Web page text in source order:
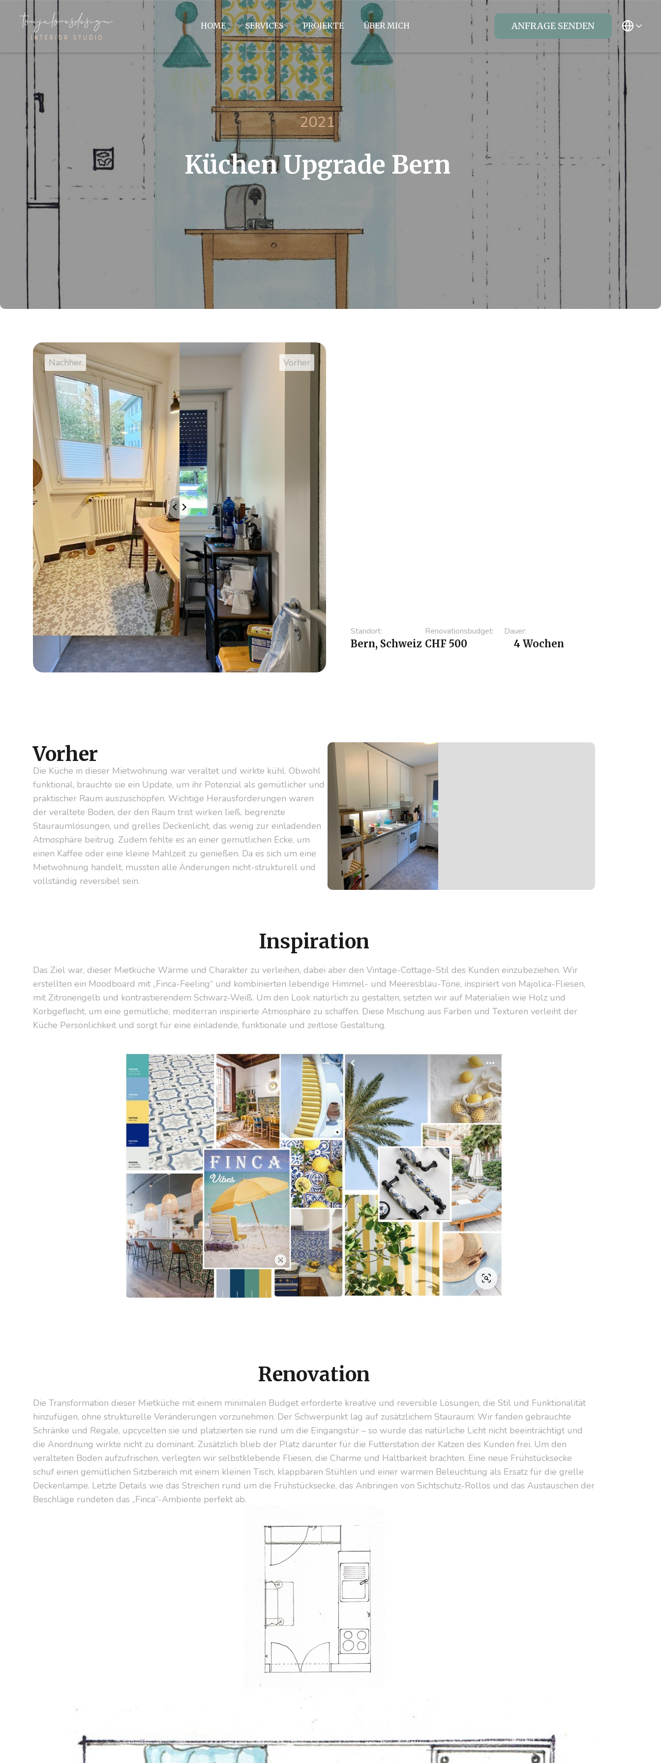
HOME SERVICES PROJEKTE ÜBER MICH ANFRAGE SENDEN
2021
Küchen Upgrade Bern​
Standort:
Bern, Schweiz
Renovationsbudget:
CHF 500
Dauer:
4 Wochen
Vorher
Die Küche in dieser Mietwohnung war veraltet und wirkte kühl. Obwohl
funktional, brauchte sie ein Update, um ihr Potenzial als gemütlicher und
praktischer Raum auszuschöpfen. Wichtige Herausforderungen waren
der veraltete Boden, der den Raum trist wirken ließ, begrenzte
Stauraumlösungen, und grelles Deckenlicht, das wenig zur einladenden
Atmosphäre beitrug. Zudem fehlte es an einer gemütlichen Ecke, um
einen Kaffee oder eine kleine Mahlzeit zu genießen. Da es sich um eine
Mietwohnung handelt, mussten alle Änderungen nicht-strukturell und
vollständig reversibel sein.
Inspiration
Das Ziel war, dieser Mietküche Wärme und Charakter zu verleihen, dabei aber den Vintage-Cottage-Stil des Kunden einzubeziehen. Wir
erstellten ein Moodboard mit „Finca-Feeling“ und kombinierten lebendige Himmel- und Meeresblau-Töne, inspiriert von Majolica-Fliesen,
mit Zitronengelb und kontrastierendem Schwarz-Weiß. Um den Look natürlich zu gestalten, setzten wir auf Materialien wie Holz und
Korbgeflecht, um eine gemütliche, mediterran inspirierte Atmosphäre zu schaffen. Diese Mischung aus Farben und Texturen verleiht der
Küche Persönlichkeit und sorgt für eine einladende, funktionale und zeitlose Gestaltung.
Renovation
Die Transformation dieser Mietküche mit einem minimalen Budget erforderte kreative und reversible Lösungen, die Stil und Funktionalität
hinzufügen, ohne strukturelle Veränderungen vorzunehmen. Der Schwerpunkt lag auf zusätzlichem Stauraum: Wir fanden gebrauchte
Schränke und Regale, upcycelten sie und platzierten sie rund um die Eingangstür – so wurde das natürliche Licht nicht beeinträchtigt und
die Anordnung wirkte nicht zu dominant. Zusätzlich blieb der Platz darunter für die Futterstation der Katzen des Kunden frei. Um den
veralteten Boden aufzufrischen, verlegten wir selbstklebende Fliesen, die Charme und Haltbarkeit brachten. Eine neue Frühstücksecke
schuf einen gemütlichen Sitzbereich mit einem kleinen Tisch, klappbaren Stühlen und einer warmen Beleuchtung als Ersatz für die grelle
Deckenlampe. Letzte Details wie das Streichen rund um die Frühstücksecke, das Anbringen von Sichtschutz-Rollos und das Austauschen der
Beschläge rundeten das „Finca“-Ambiente perfekt ab.